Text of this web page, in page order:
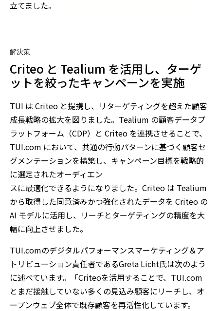
立てました。
解決策
Criteo と Tealium を活用し、ターゲ
ットを絞ったキャンペーンを実施
TUI は Criteo と提携し、リターゲティングを超えた顧客
成長戦略の拡大を図りました。Tealium の顧客データプ
ラットフォーム（CDP）と Criteo を連携させることで、
TUI.com において、共通の行動パターンに基づく顧客セ
グメンテーションを構築し、キャンペーン目標を戦略的
に選定されたオーディエン
スに最適化できるようになりました。Criteo は Tealium
から取得した同意済みかつ強化されたデータを Criteo の
AI モデルに活用し、リーチとターゲティングの精度を大
幅に向上させました。
TUI.comのデジタルパフォーマンスマーケティング＆ア
トリビューション責任者であるGreta Licht氏は次のよう
に述べています。「Criteoを活用することで、TUI.com
とまだ接触していない多くの見込み顧客にリーチし、オ
ープンウェブ全体で既存顧客を再活性化しています。